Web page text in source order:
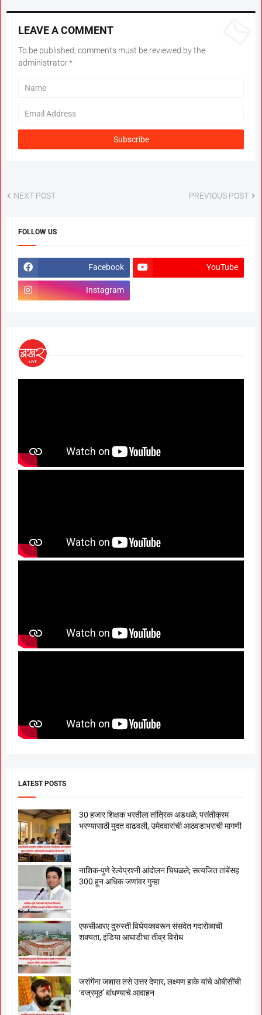
LEAVE A COMMENT
To be published, comments must be reviewed by the
administrator.*
NEXT POST PREVIOUS POST
FOLLOW US
Facebook YouTube
Instagram
LATEST POSTS
30 हजार शिक्षक भरतीला तांत्रिक अडथळे; पसंतीक्रम
भरण्यासाठी मुदत वाढवली, उमेदवारांची आठवडाभराची मागणी
नाशिक-पुणे रेल्वेप्रश्नी आंदोलन चिघळले; सत्यजित तांबेंसह
300 हून अधिक जणांवर गुन्हा
एफसीआरए दुरुस्ती विधेयकावरून संसदेत गदारोळाची
शक्यता, इंडिया आघाडीचा तीव्र विरोध
जरांगेंना जशास तसे उत्तर देणार, लक्ष्मण हाके यांचे ओबीसींची
‘वज्रमूठ’ बांधण्याचे आवाहन